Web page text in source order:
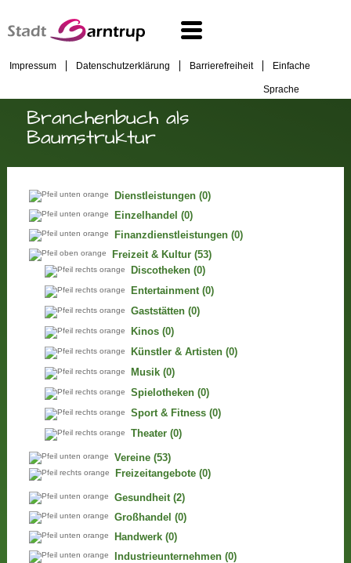
Impressum Datenschutzerklärung Barrierefreiheit Einfache
Sprache
Branchenbuch als
Baumstruktur
Dienstleistungen (0)
Einzelhandel (0)
Finanzdienstleistungen (0)
Freizeit & Kultur (53)
Discotheken (0)
Entertainment (0)
Gaststätten (0)
Kinos (0)
Künstler & Artisten (0)
Musik (0)
Spielotheken (0)
Sport & Fitness (0)
Theater (0)
Vereine (53)
Freizeitangebote (0)
Gesundheit (2)
Großhandel (0)
Handwerk (0)
Industrieunternehmen (0)